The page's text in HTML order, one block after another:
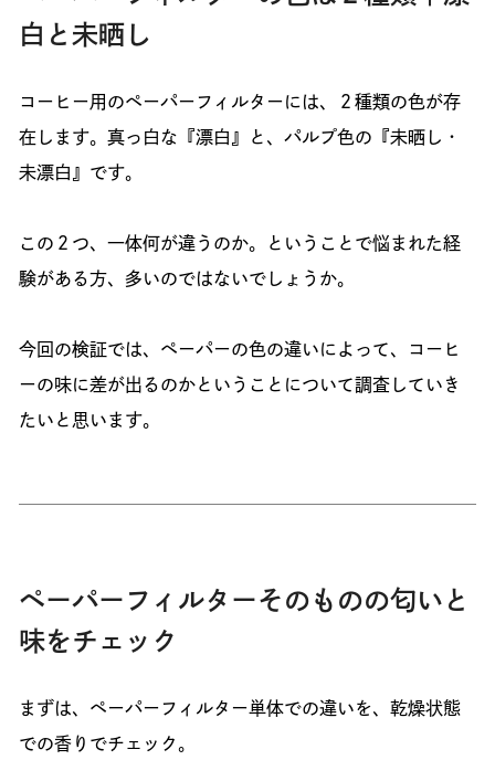
白と未晒し
コーヒー用のペーパーフィルターには、２種類の色が存
在します。真っ白な『漂白』と、パルプ色の『未晒し・
未漂白』です。
この２つ、一体何が違うのか。ということで悩まれた経
験がある方、多いのではないでしょうか。
今回の検証では、ペーパーの色の違いによって、コーヒ
ーの味に差が出るのかということについて調査していき
たいと思います。
ペーパーフィルターそのものの匂いと
味をチェック
まずは、ペーパーフィルター単体での違いを、乾燥状態
での香りでチェック。